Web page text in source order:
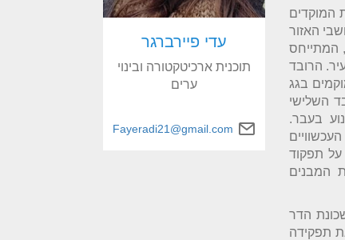
המוקדים
האזור
המתייחס
הרובד
בגג
השלישי
בעבר.
על תפקוד
המבנים
הדר
תפקידה
עדי פיירברגר
תוכנית ארכיטקטורה ובינוי
ערים
Fayeradi21@gmail.com